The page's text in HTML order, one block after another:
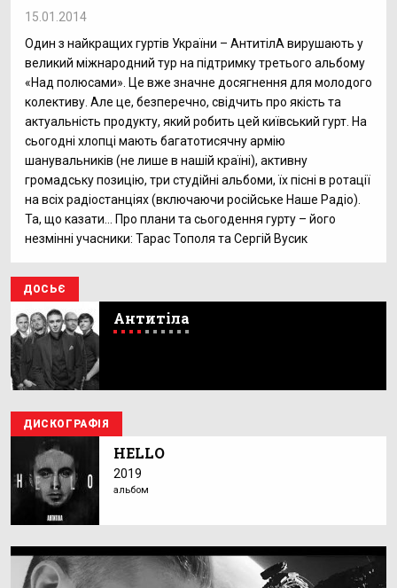
15.01.2014
Один з найкращих гуртів України – АнтитілА вирушають у
великий міжнародний тур на підтримку третього альбому
«Над полюсами». Це вже значне досягнення для молодого
колективу. Але це, безперечно, свідчить про якість та
актуальність продукту, який робить цей київський гурт. На
сьогодні хлопці мають багатотисячну армію
шанувальників (не лише в нашій країні), активну
громадську позицію, три студійні альбоми, їх пісні в ротації
на всіх радіостанціях (включаючи російське Наше Радіо).
Та, що казати… Про плани та сьогодення гурту – його
незмінні учасники: Тарас Тополя та Сергій Вусик
ДОСЬЄ
Антитіла
ДИСКОГРАФІЯ
HELLO
2019
альбом